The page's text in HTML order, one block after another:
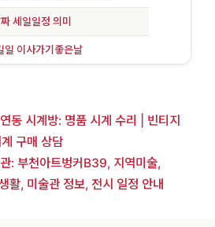
세일일정 의미
이사가기좋은날
동 시계방: 명품 시계 수리 | 빈티지
구매 상담
: 부천아트벙커B39, 지역미술,
활, 미술관 정보, 전시 일정 안내